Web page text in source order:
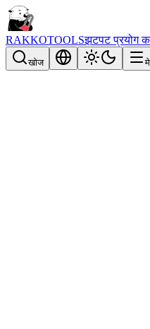
RAKKOTOOLSझटपट प्रयोग
खोज